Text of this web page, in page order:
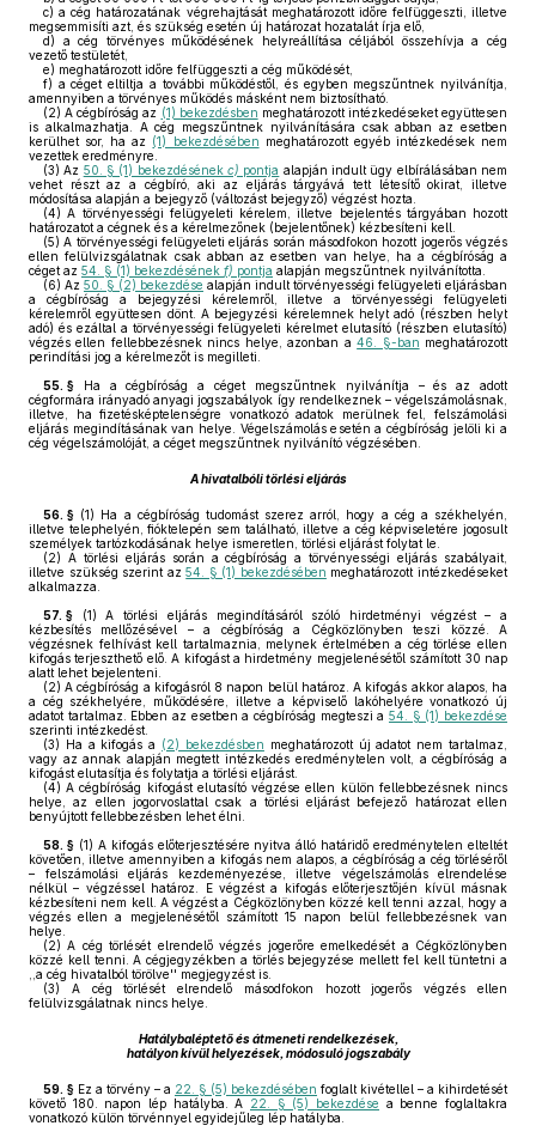
c) a cég határozatának végrehajtását meghatározott időre felfüggeszti, illetve
megsemmisíti azt, és szükség esetén új határozat hozatalát írja elő,
d) a cég törvényes működésének helyreállítása céljából összehívja a cég
vezető testületét,
e) meghatározott időre felfüggeszti a cég működését,
f) a céget eltiltja a további működéstől, és egyben megszűntnek nyilvánítja,
amennyiben a törvényes működés másként nem biztosítható.
(2) A cégbíróság az (1) bekezdésben meghatározott intézkedéseket együttesen
is alkalmazhatja. A cég megszűntnek nyilvánítására csak abban az esetben
kerülhet sor, ha az (1) bekezdésében meghatározott egyéb intézkedések nem
vezettek eredményre.
(3) Az 50. § (1) bekezdésénekc) pontja alapján indult ügy elbírálásában nem
vehet részt az a cégbíró, aki az eljárás tárgyává tett létesítő okirat, illetve
módosítása alapján a bejegyző (változást bejegyző) végzést hozta.
(4) A törvényességi felügyeleti kérelem, illetve bejelentés tárgyában hozott
határozatot a cégnek és a kérelmezőnek (bejelentőnek) kézbesíteni kell.
(5) A törvényességi felügyeleti eljárás során másodfokon hozott jogerős végzés
ellen felülvizsgálatnak csak abban az esetben van helye, ha a cégbíróság a
céget az 54. § (1) bekezdésének f) pontja alapján megszűntnek nyilvánította.
(6) Az 50. § (2) bekezdése alapján indult törvényességi felügyeleti eljárásban
a cégbíróság a bejegyzési kérelemről, illetve a törvényességi felügyeleti
kérelemről együttesen dönt. A bejegyzési kérelemnek helyt adó (részben helyt
adó) és ezáltal a törvényességi felügyeleti kérelmet elutasító (részben elutasító)
végzés ellen fellebbezésnek nincs helye, azonban a46. §-ban meghatározott
perindítási jog a kérelmezőt is megilleti.
55. § Ha a cégbíróság a céget megszűntnek nyilvánítja – és az adott
cégformára irányadó anyagi jogszabályok így rendelkeznek – végelszámolásnak,
illetve, ha fizetésképtelenségre vonatkozó adatok merülnek fel, felszámolási
eljárás megindításának van helye. Végelszámolás esetén a cégbíróság jelöli ki a
cég végelszámolóját, a céget megszűntnek nyilvánító végzésében.
A hivatalbóli törlési eljárás
56. § (1) Ha a cégbíróság tudomást szerez arról, hogy a cég a székhelyén,
illetve telephelyén, fióktelepén sem található, illetve a cég képviseletére jogosult
személyek tartózkodásának helye ismeretlen, törlési eljárást folytat le.
(2) A törlési eljárás során a cégbíróság a törvényességi eljárás szabályait,
illetve szükség szerint az54. § (1) bekezdésében meghatározott intézkedéseket
alkalmazza.
57. § (1) A törlési eljárás megindításáról szóló hirdetményi végzést – a
kézbesítés mellőzésével – a cégbíróság a Cégközlönyben teszi közzé. A
végzésnek felhívást kell tartalmaznia, melynek értelmében a cég törlése ellen
kifogás terjeszthető elő. A kifogást a hirdetmény megjelenésétől számított 30 nap
alatt lehet bejelenteni.
(2) A cégbíróság a kifogásról 8 napon belül határoz. A kifogás akkor alapos, ha
a cég székhelyére, működésére, illetve a képviselő lakóhelyére vonatkozó új
adatot tartalmaz. Ebben az esetben a cégbíróság megteszi a 54. § (1) bekezdése
szerinti intézkedést.
(3) Ha a kifogás a (2) bekezdésben meghatározott új adatot nem tartalmaz,
vagy az annak alapján megtett intézkedés eredménytelen volt, a cégbíróság a
kifogást elutasítja és folytatja a törlési eljárást.
(4) A cégbíróság kifogást elutasító végzése ellen külön fellebbezésnek nincs
helye, az ellen jogorvoslattal csak a törlési eljárást befejező határozat ellen
benyújtott fellebbezésben lehet élni.
58. § (1) A kifogás előterjesztésére nyitva álló határidő eredménytelen elteltét
követően, illetve amennyiben a kifogás nem alapos, a cégbíróság a cég törléséről
– felszámolási eljárás kezdeményezése, illetve végelszámolás elrendelése
nélkül – végzéssel határoz. E végzést a kifogás előterjesztőjén kívül másnak
kézbesíteni nem kell. A végzést a Cégközlönyben közzé kell tenni azzal, hogy a
végzés ellen a megjelenésétől számított 15 napon belül fellebbezésnek van
helye.
(2) A cég törlését elrendelő végzés jogerőre emelkedését a Cégközlönyben
közzé kell tenni. A cégjegyzékben a törlés bejegyzése mellett fel kell tüntetni a
,,a cég hivatalból törölve'' megjegyzést is.
(3) A cég törlését elrendelő másodfokon hozott jogerős végzés ellen
felülvizsgálatnak nincs helye.
Hatálybaléptető és átmeneti rendelkezések,
hatályon kívül helyezések, módosuló jogszabály
59. § Ez a törvény – a 22. § (5) bekezdésében foglalt kivétellel – a kihirdetését
követő 180. napon lép hatályba. A 22. § (5) bekezdése a benne foglaltakra
vonatkozó külön törvénnyel egyidejűleg lép hatályba.